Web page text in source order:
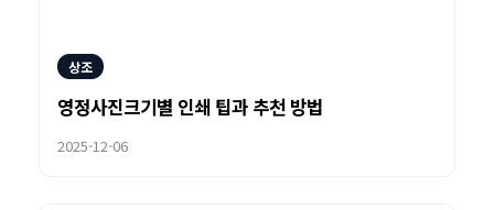
상조
영정사진크기별 인쇄 팁과 추천 방법
2025-12-06